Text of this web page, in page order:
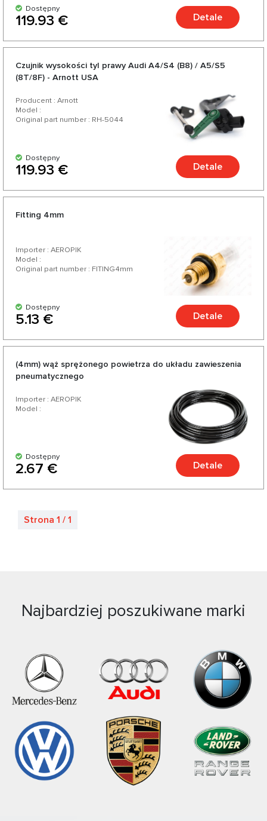
Dostępny
119.93 € Detale
Czujnik wysokości tyl prawy Audi A4/S4 (B8) / A5/S5
(8T/8F) - Arnott USA
Producent : Arnott
Model :
Original part number : RH-5044
Dostępny
119.93 € Detale
Fitting 4mm
Importer : AEROPIK
Model :
Original part number : FITING4mm
Dostępny
5.13 € Detale
(4mm) wąż sprężonego powietrza do układu zawieszenia
pneumatycznego
Importer : AEROPIK
Model :
Dostępny
2.67 € Detale
Strona 1 / 1
Najbardziej poszukiwane marki